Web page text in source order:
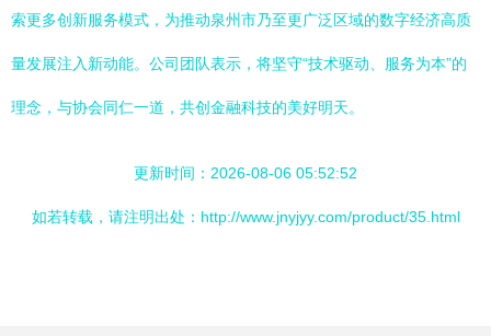
索更多创新服务模式，为推动泉州市乃至更广泛区域的数字经济高质
量发展注入新动能。公司团队表示，将坚守“技术驱动、服务为本”的
理念，与协会同仁一道，共创金融科技的美好明天。
更新时间：2026-08-06 05:52:52
如若转载，请注明出处：http://www.jnyjyy.com/product/35.html